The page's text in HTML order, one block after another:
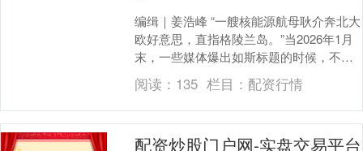
编缉｜姜浩峰 “一艘核能源航母耿介奔北大
欧好意思，直指格陵兰岛。”当2026年1月
末，一些媒体爆出如斯标题的时候，不少
读者在脑补画面。有东说念主嗅觉，是否
好意思....
阅读： 135 栏目： 配资行情
配资炒股门户网-实盘交易平台